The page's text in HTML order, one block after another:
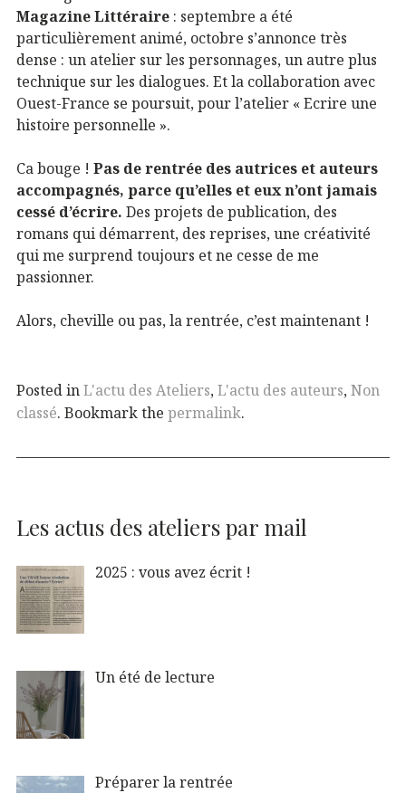
Magazine Littéraire : septembre a été
particulièrement animé, octobre s’annonce très
dense : un atelier sur les personnages, un autre plus
technique sur les dialogues. Et la collaboration avec
Ouest-France se poursuit, pour l’atelier « Ecrire une
histoire personnelle ».
Ca bouge ! Pas de rentrée des autrices et auteurs
accompagnés, parce qu’elles et eux n’ont jamais
cessé d’écrire. Des projets de publication, des
romans qui démarrent, des reprises, une créativité
qui me surprend toujours et ne cesse de me
passionner.
Alors, cheville ou pas, la rentrée, c’est maintenant !
Posted inL'actu des Ateliers,L'actu des auteurs,Non
classé. Bookmark the permalink.
Les actus des ateliers par mail
2025 : vous avez écrit !
Un été de lecture
Préparer la rentrée